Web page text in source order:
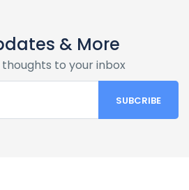
& More
to your inbox